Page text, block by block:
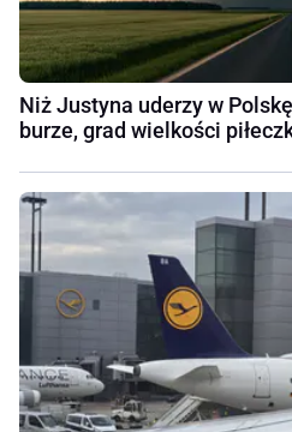
Niż Justyna uderzy w
burze, grad wielkości